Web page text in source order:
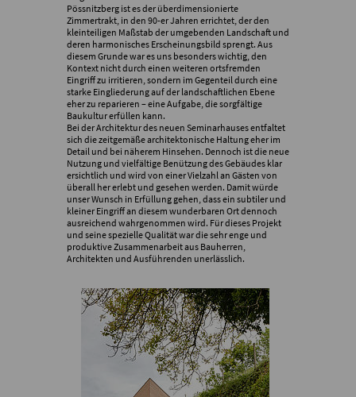
Pössnitzberg ist es der überdimensionierte
Zimmertrakt, in den 90-er Jahren errichtet, der den
kleinteiligen Maßstab der umgebenden Landschaft und
deren harmonisches Erscheinungsbild sprengt. Aus
diesem Grunde war es uns besonders wichtig, den
Kontext nicht durch einen weiteren ortsfremden
Eingriff zu irritieren, sondern im Gegenteil durch eine
starke Eingliederung auf der landschaftlichen Ebene
eher zu reparieren – eine Aufgabe, die sorgfältige
Baukultur erfüllen kann.
Bei der Architektur des neuen Seminarhauses entfaltet
sich die zeitgemäße architektonische Haltung eher im
Detail und bei näherem Hinsehen. Dennoch ist die neue
Nutzung und vielfältige Benützung des Gebäudes klar
ersichtlich und wird von einer Vielzahl an Gästen von
überall her erlebt und gesehen werden. Damit würde
unser Wunsch in Erfüllung gehen, dass ein subtiler und
kleiner Eingriff an diesem wunderbaren Ort dennoch
ausreichend wahrgenommen wird. Für dieses Projekt
und seine spezielle Qualität war die sehr enge und
produktive Zusammenarbeit aus Bauherren,
Architekten und Ausführenden unerlässlich.